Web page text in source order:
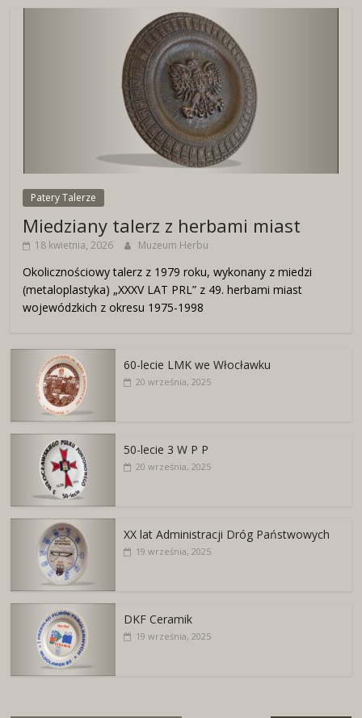
Patery Talerze
Miedziany talerz z herbami miast
18 kwietnia, 2026 Muzeum Herbu
Okolicznościowy talerz z 1979 roku, wykonany z miedzi
(metaloplastyka) „XXXV LAT PRL” z 49. herbami miast
wojewódzkich z okresu 1975-1998
60-lecie LMK we Włocławku
20 września, 2025
50-lecie 3 W P P
20 września, 2025
XX lat Administracji Dróg Państwowych
19 września, 2025
DKF Ceramik
19 września, 2025